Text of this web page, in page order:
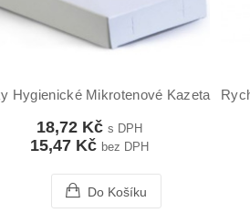
Hygienické Mikrotenové Kazeta 30ks
18,72 Kč s DPH
15,47 Kč bez DPH
Do Košíku